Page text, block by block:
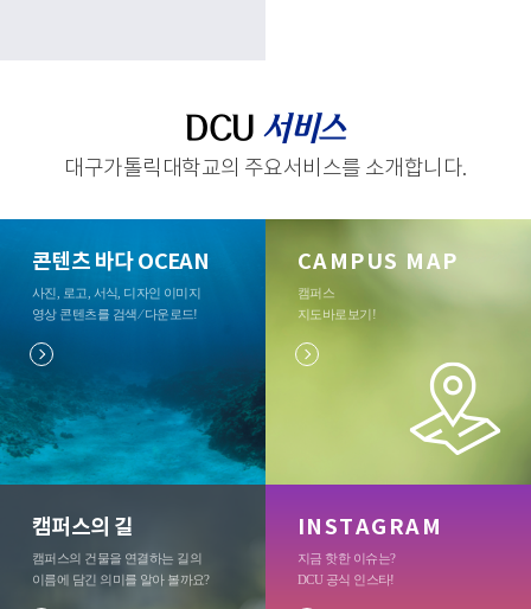
DCU 서비스
대구가톨릭대학교의 주요서비스를 소개합니다.
콘텐츠 바다 OCEAN
사진, 로고, 서식, 디자인 이미지
영상 콘텐츠를 검색 ⁄ 다운로드!
캠퍼스의 길
캠퍼스의 건물을 연결하는 길의
이름에 담긴 의미를 알아 볼까요?
CAMPUS MAP
캠퍼스
지도바로보기!
INSTAGRAM
지금 핫한 이슈는?
DCU 공식 인스타!